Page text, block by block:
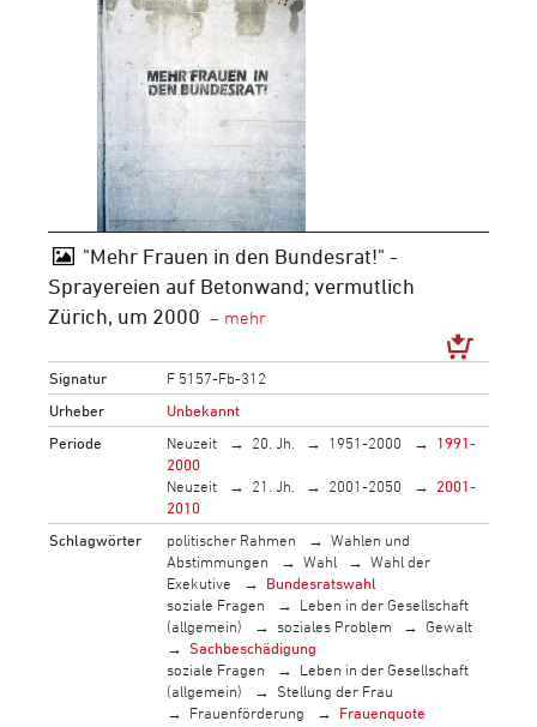
"Mehr Frauen in den Bundesrat!" -
Sprayereien auf Betonwand; vermutlich
Zürich, um 2000
Signatur
F 5157-Fb-312
Urheber
Unbekannt
Periode
Neuzeit 20. Jh. 1951-2000
1991-
2000
Neuzeit
21. Jh. 2001-2050
2001-
2010
Schlagwörter
politischer Rahmen
Wahlen und
Abstimmungen
Wahl
Wahl der
Exekutive
Bundesratswahl
soziale Fragen
Leben in der Gesellschaft
(allgemein)
soziales Problem
Gewalt
Sachbeschädigung
soziale Fragen
Leben in der Gesellschaft
(allgemein)
Stellung der Frau
Frauenförderung
Frauenquote